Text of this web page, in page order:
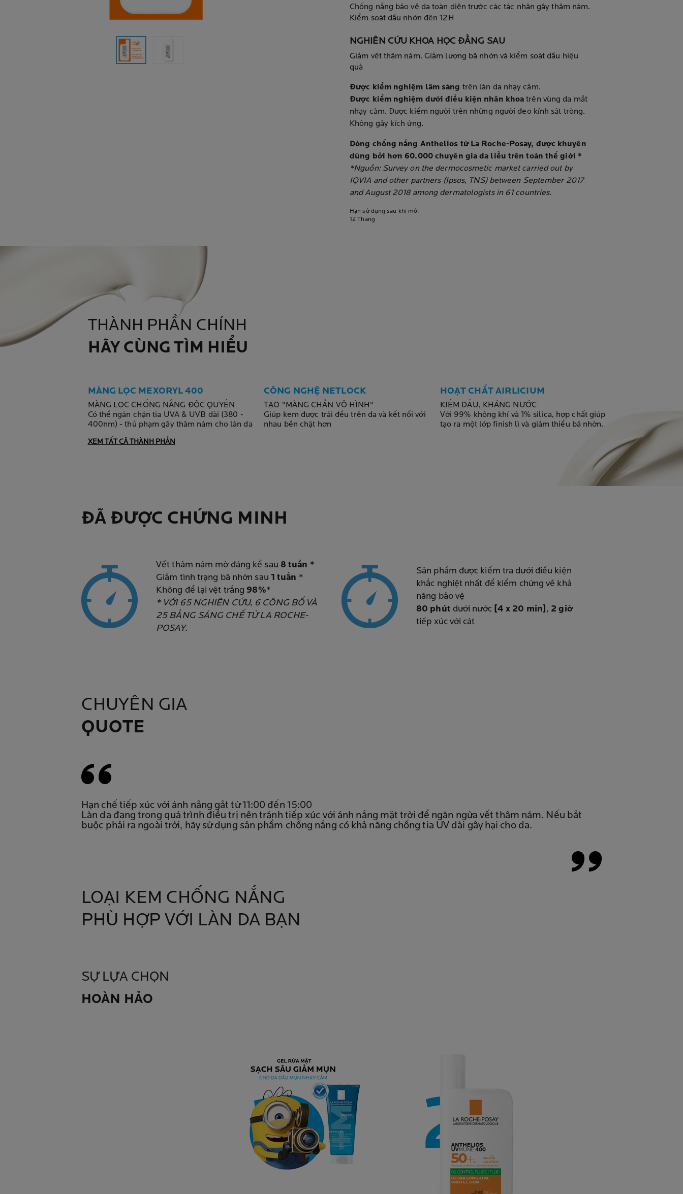
Chống nắng bảo vệ da toàn diện trước các tác nhân gây thâm nám.
Kiểm soát dầu nhờn đến 12H
NGHIÊN CỨU KHOA HỌC ĐẰNG SAU
Giảm vết thâm nám. Giảm lượng bã nhờn và kiểm soát dầu hiệu
quả
Được kiểm nghiệm lâm sàng trên làn da nhạy cảm.
Được kiểm nghiệm dưới điều kiện nhãn khoatrên vùng da mắt
nhạy cảm. Được kiểm người trên những người đeo kính sát tròng.
Không gây kích ứng.
Dòng chống nắng Anthelios từ La Roche-Posay, được khuyên
dùng bởi hơn 60.000 chuyên gia da liễu trên toàn thế giới *
*Nguồn: Survey on the dermocosmetic market carried out by
IQVIA and other partners (Ipsos, TNS) between September 2017
and August 2018 among dermatologists in 61 countries.
Hạn sử dụng sau khi mở:
12 Tháng
THÀNH PHẦN CHÍNH
HÃY CÙNG TÌM HIỂU
MÀNG LỌC MEXORYL 400
MÀNG LỌC CHỐNG NẮNG ĐỘC QUYỀN
Có thể ngăn chặn tia UVA & UVB dài (380 -
400nm) - thủ phạm gây thâm nám cho làn da
CÔNG NGHỆ NETLOCK
TẠO "MÀNG CHẮN VÔ HÌNH"
Giúp kem được trải đều trên da và kết nối với
nhau bền chặt hơn
HOẠT CHẤT AIRLICIUM
KIỀM DẦU, KHÁNG NƯỚC
Với 99% không khí và 1% silica, hợp chất giúp
tạo ra một lớp finish lì và giảm thiểu bã nhờn.
XEM TẤT CẢ THÀNH PHẦN
ĐÃ ĐƯỢC CHỨNG MINH
Vết thâm nám mờ đáng kể sau 8 tuần *
Giảm tình trạng bã nhờn sau 1 tuần *
Không để lại vệt trắng 98%*
* VỚI 65 NGHIÊN CỨU, 6 CÔNG BỐ VÀ
25 BẰNG SÁNG CHẾ TỪ LA ROCHE-
POSAY.
Sản phẩm được kiểm tra dưới điều kiện
khắc nghiệt nhất để kiểm chứng về khả
năng bảo vệ
80 phút dưới nước [4 x 20 min] , 2 giờ
tiếp xúc với cát
CHUYÊN GIA
QUOTE
Hạn chế tiếp xúc với ánh nắng gắt từ 11:00 đến 15:00
Làn da đang trong quá trình điều trị nên tránh tiếp xúc với ánh nắng mặt trời để ngăn ngừa vết thâm nám. Nếu bắt
buộc phải ra ngoài trời, hãy sử dụng sản phẩm chống nắng có khả năng chống tia UV dài gây hại cho da.
LOẠI KEM CHỐNG NẮNG
PHÙ HỢP VỚI LÀN DA BẠN
SỰ LỰA CHỌN
HOÀN HẢO